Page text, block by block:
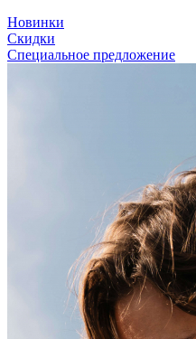
Новинки
Скидки
Специальное предложение